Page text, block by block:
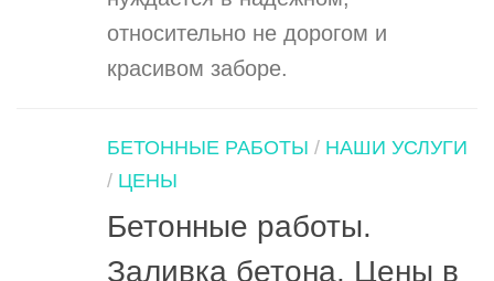
относительно не дорогом и
красивом заборе.
БЕТОННЫЕ РАБОТЫ / НАШИ УСЛУГИ
/ ЦЕНЫ
Бетонные работы.
Заливка бетона. Цены в